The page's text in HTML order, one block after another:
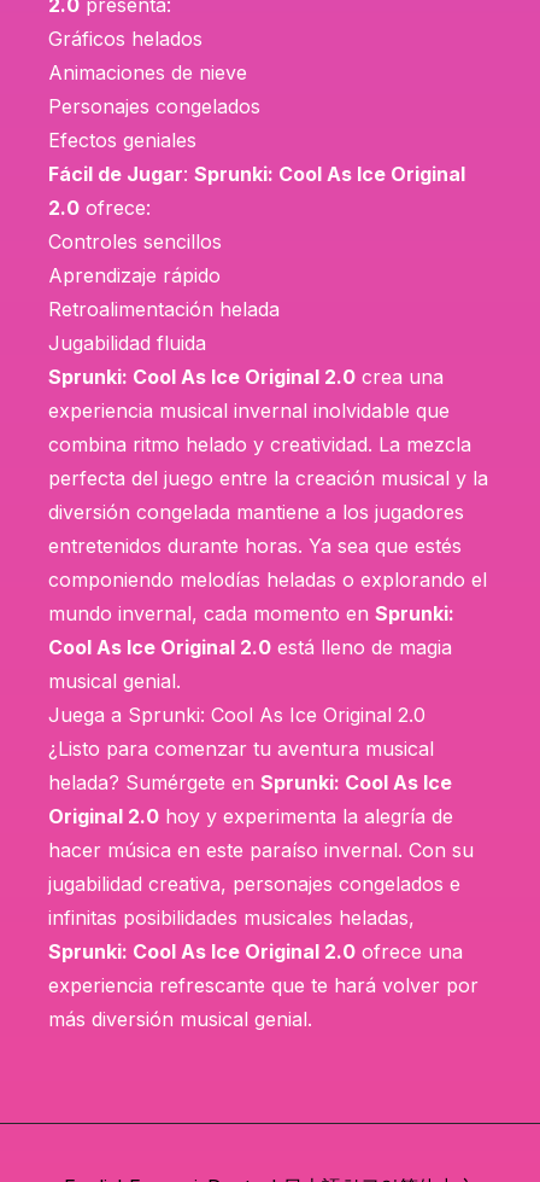
Gráficos helados
Animaciones de nieve
Personajes congelados
Efectos geniales
Fácil de Jugar: Sprunki: Cool As Ice Original
2.0 ofrece:
Controles sencillos
Aprendizaje rápido
Retroalimentación helada
Jugabilidad fluida
Sprunki: Cool As Ice Original 2.0 crea una
experiencia musical invernal inolvidable que
combina ritmo helado y creatividad. La mezcla
perfecta del juego entre la creación musical y la
diversión congelada mantiene a los jugadores
entretenidos durante horas. Ya sea que estés
componiendo melodías heladas o explorando el
mundo invernal, cada momento en Sprunki:
Cool As Ice Original 2.0 está lleno de magia
musical genial.
Juega a Sprunki: Cool As Ice Original 2.0
¿Listo para comenzar tu aventura musical
helada? Sumérgete en Sprunki: Cool As Ice
Original 2.0 hoy y experimenta la alegría de
hacer música en este paraíso invernal. Con su
jugabilidad creativa, personajes congelados e
infinitas posibilidades musicales heladas,
Sprunki: Cool As Ice Original 2.0 ofrece una
experiencia refrescante que te hará volver por
más diversión musical genial.